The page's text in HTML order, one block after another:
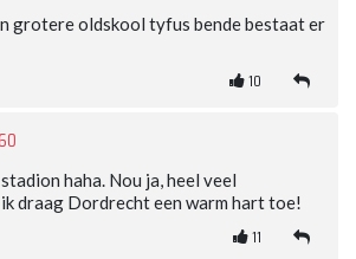
grotere oldskool tyfus bende bestaat er
10
haha. Nou ja, heel veel
draag Dordrecht een warm hart toe!
11